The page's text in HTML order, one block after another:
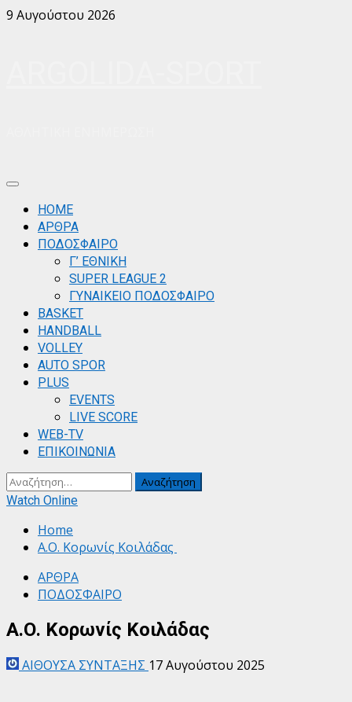
Skip
9 Αυγούστου 2026
Primary
MenuΗΟΜΕ
ΑΡΘΡΑ
ΠΟΔΟΣΦΑΙΡΟ
Γ’ ΕΘΝΙΚΗ
SUPER LEAGUE 2
ΓΥΝΑΙΚΕΙΟ ΠΟΔΟΣΦΑΙΡΟ
BASKET
HANDBALL
VOLLEY
AUTO SPOR
PLUS
EVENTS
LIVE SCORE
WEB-TV
ΕΠΙΚΟΙΝΩΝΙΑ
Αναζήτηση
για:
Watch Online
Home
Α.Ο. Κορωνίς Κοιλάδας
ΑΡΘΡΑ
ΠΟΔΟΣΦΑΙΡΟ
Α.Ο. Κορωνίς Κοιλάδας
ΑΙΘΟΥΣΑ ΣΥΝΤΑΞΗΣ 17 Αυγούστου 2025